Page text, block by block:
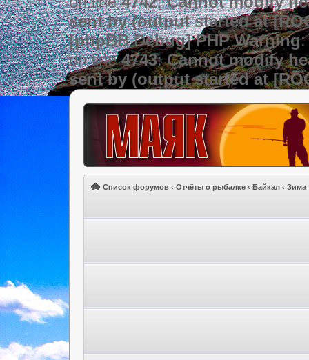
sent by (output started at
[phpBB Debug] PHP Warning
on line4743:Cannot modify
sent by (output started at
Список форумов ‹ Отчёты о рыбалке ‹ Байкал ‹ Зима